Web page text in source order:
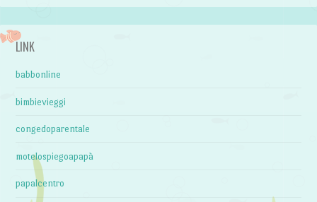
LINK
babbonline
bimbievieggi
congedoparentale
motelospiegoapapà
papalcentro